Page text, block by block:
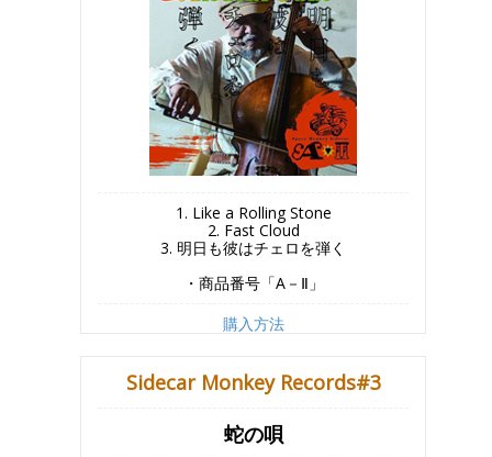
1. Like a Rolling Stone
2. Fast Cloud
3. 明日も彼はチェロを弾く
・商品番号「A－Ⅱ」
購入方法
Sidecar Monkey Records#3
蛇の唄